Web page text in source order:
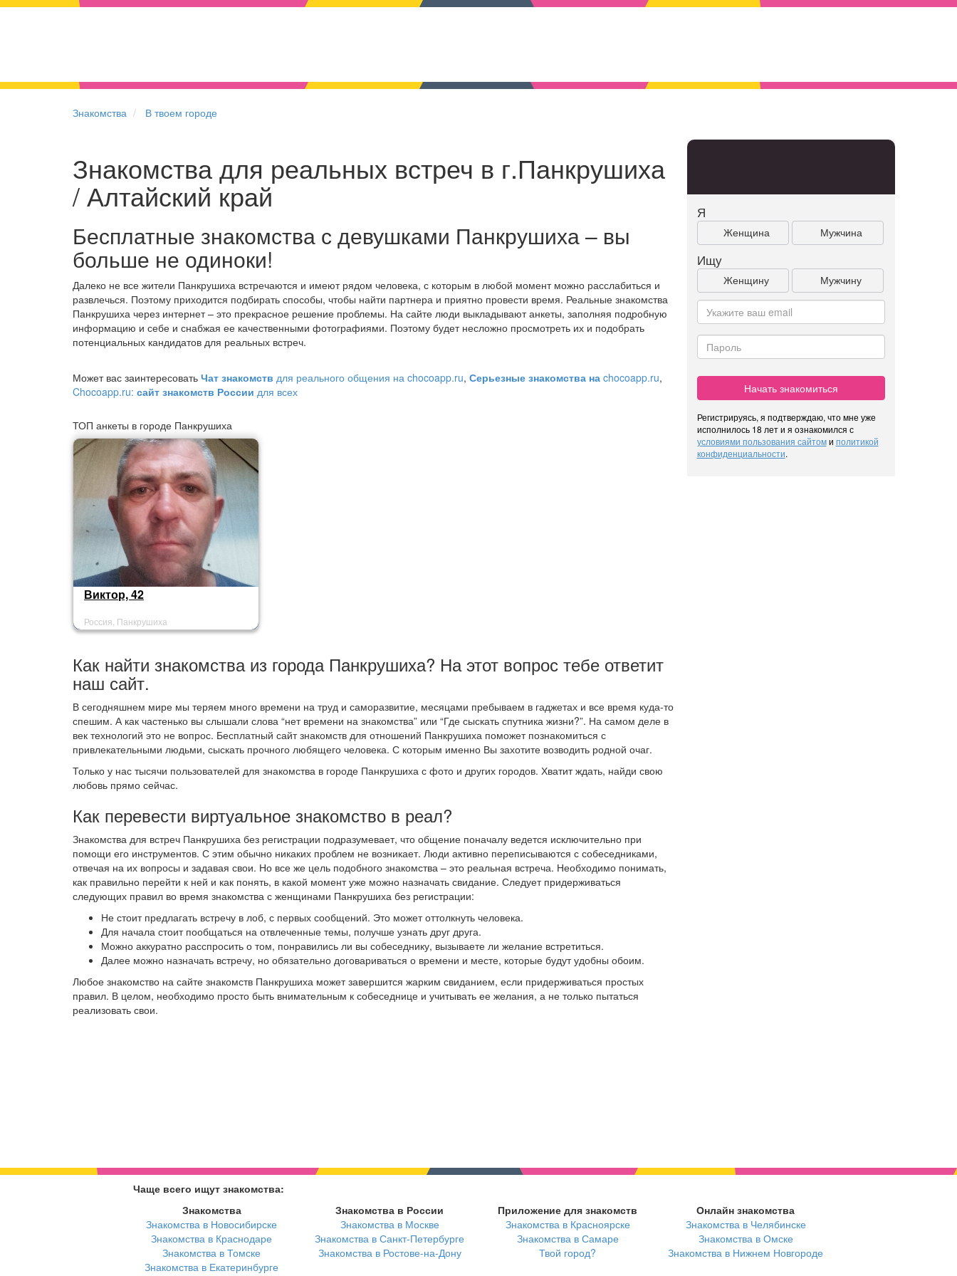
Знакомства В твоем городе
Знакомства для реальных встреч в г.Панкрушиха
/ Алтайский край
Бесплатные знакомства с девушками Панкрушиха – вы
больше не одиноки!
Далеко не все жители Панкрушиха встречаются и имеют рядом человека, с которым в любой момент можно расслабиться и
развлечься. Поэтому приходится подбирать способы, чтобы найти партнера и приятно провести время. Реальные знакомства
Панкрушиха через интернет – это прекрасное решение проблемы. На сайте люди выкладывают анкеты, заполняя подробную
информацию и себе и снабжая ее качественными фотографиями. Поэтому будет несложно просмотреть их и подобрать
потенциальных кандидатов для реальных встреч.
Может вас заинтересовать Чат знакомств для реального общения на chocoapp.ru, Серьезные знакомства на chocoapp.ru,
Chocoapp.ru: сайт знакомств России для всех
ТОП анкеты в городе Панкрушиха
Виктор, 42
Россия, Панкрушиха
Как найти знакомства из города Панкрушиха? На этот вопрос тебе ответит
наш сайт.
В сегодняшнем мире мы теряем много времени на труд и саморазвитие, месяцами пребываем в гаджетах и все время куда-то
спешим. А как частенько вы слышали слова “нет времени на знакомства” или “Где сыскать спутника жизни?”. На самом деле в
век технологий это не вопрос. Бесплатный сайт знакомств для отношений Панкрушиха поможет познакомиться с
привлекательными людьми, сыскать прочного любящего человека. С которым именно Вы захотите возводить родной очаг.
Только у нас тысячи пользователей для знакомства в городе Панкрушиха с фото и других городов. Хватит ждать, найди свою
любовь прямо сейчас.
Как перевести виртуальное знакомство в реал?
Знакомства для встреч Панкрушиха без регистрации подразумевает, что общение поначалу ведется исключительно при
помощи его инструментов. С этим обычно никаких проблем не возникает. Люди активно переписываются с собеседниками,
отвечая на их вопросы и задавая свои. Но все же цель подобного знакомства – это реальная встреча. Необходимо понимать,
как правильно перейти к ней и как понять, в какой момент уже можно назначать свидание. Следует придерживаться
следующих правил во время знакомства с женщинами Панкрушиха без регистрации:
Не стоит предлагать встречу в лоб, с первых сообщений. Это может оттолкнуть человека.
Для начала стоит пообщаться на отвлеченные темы, получше узнать друг друга.
Можно аккуратно расспросить о том, понравились ли вы собеседнику, вызываете ли желание встретиться.
Далее можно назначать встречу, но обязательно договариваться о времени и месте, которые будут удобны обоим.
Любое знакомство на сайте знакомств Панкрушиха может завершится жарким свиданием, если придерживаться простых
правил. В целом, необходимо просто быть внимательным к собеседнице и учитывать ее желания, а не только пытаться
реализовать свои.
Я
Женщина Мужчина
Ищу
Женщину Мужчину
Начать знакомиться
Регистрируясь, я подтверждаю, что мне уже
исполнилось 18 лет и я ознакомился с
условиями пользования сайтоми политикой
конфиденциальности.
Чаще всего ищут знакомства:
Знакомства
Знакомства в Новосибирске
Знакомства в Краснодаре
Знакомства в Томске
Знакомства в Екатеринбурге
Знакомства в России
Знакомства в Москве
Знакомства в Санкт-Петербурге
Знакомства в Ростове-на-Дону
Приложение для знакомств
Знакомства в Красноярске
Знакомства в Самаре
Твой город?
Онлайн знакомства
Знакомства в Челябинске
Знакомства в Омске
Знакомства в Нижнем Новгороде